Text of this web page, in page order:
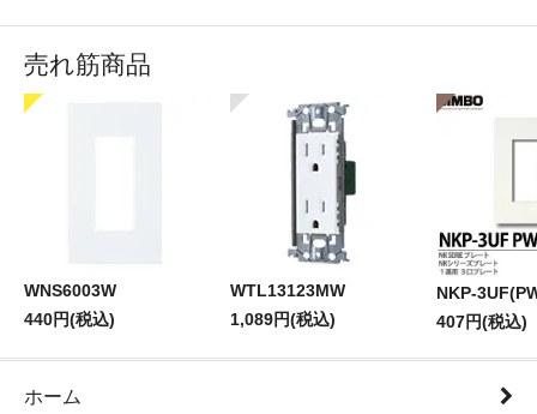
売れ筋商品
WNS6003W
440円(税込)
WTL13123MW
1,089円(税込)
NKP-
407円(税込)
ホーム